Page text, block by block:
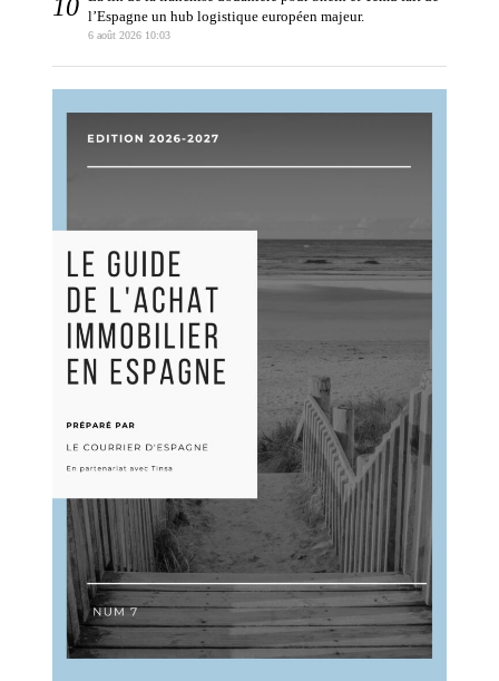
l’Espagne un hub logistique européen majeur.
6 août 2026 10:03